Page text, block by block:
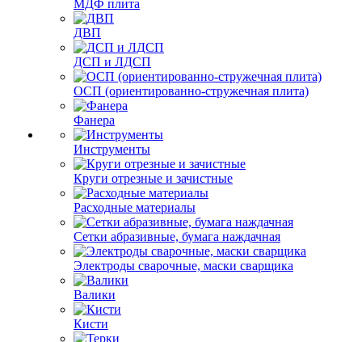
МДФ плита
ДВП
ДСП и ЛДСП
ОСП (ориентированно-стружечная плита)
Фанера
Инструменты
Круги отрезные и зачистные
Расходные материалы
Сетки абразивные, бумага наждачная
Электроды сварочные, маски сварщика
Валики
Кисти